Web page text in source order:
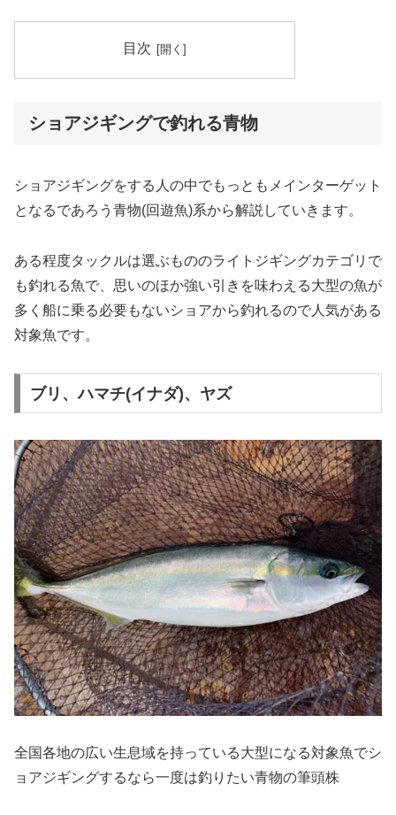
目次
ショアジギングで釣れる青物
ショアジギングをする人の中でもっともメインターゲット
となるであろう青物(回遊魚)系から解説していきます。
ある程度タックルは選ぶもののライトジギングカテゴリで
も釣れる魚で、思いのほか強い引きを味わえる大型の魚が
多く船に乗る必要もないショアから釣れるので人気がある
対象魚です。
ブリ、ハマチ(イナダ)、ヤズ
全国各地の広い生息域を持っている大型になる対象魚でシ
ョアジギングするなら一度は釣りたい青物の筆頭株